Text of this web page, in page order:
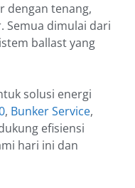
dengan tenang,
Semua dimulai dari
ballast yang
solusi energi
, Bunker Service,
efisiensi
hari ini dan